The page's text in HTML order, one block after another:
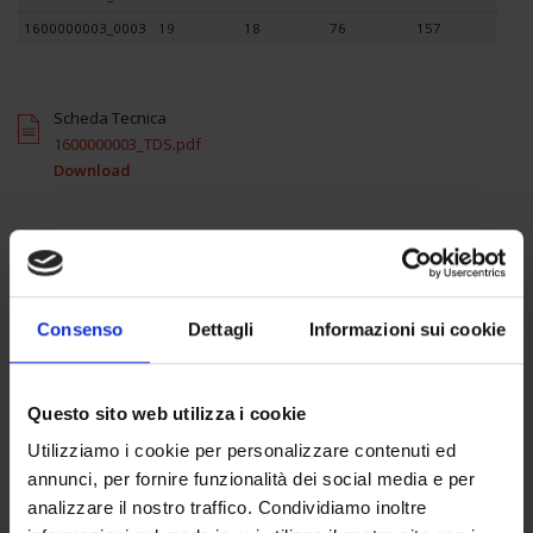
Consenso Dettagli Informazioni sui cookie
Questo sito web utilizza i cookie
Utilizziamo i cookie per personalizzare contenuti ed
annunci, per fornire funzionalità dei social media e per
analizzare il nostro traffico. Condividiamo inoltre
1600000003_0003
19 18 76 157
Scheda Tecnica
1600000003_TDS.pdf
Download
Condividi
Bussole 3/8” poligonali lunghe isolate 1000 Volt serie VSE
Marca
Facom